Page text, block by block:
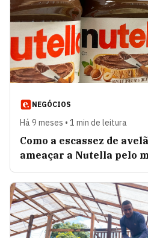
NEGÓCIOS
Há 9 meses • 1 min de leitura
Como a escassez de
ameaçar a Nutella pelo